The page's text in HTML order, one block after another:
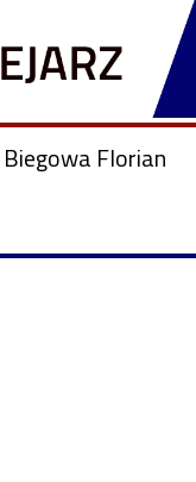
Florian